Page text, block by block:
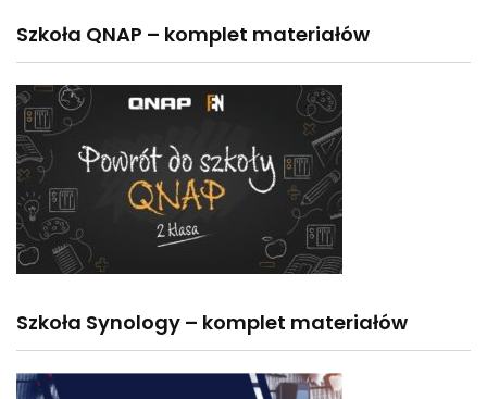
Szkoła QNAP – komplet materiałów
Szkoła Synology – komplet materiałów